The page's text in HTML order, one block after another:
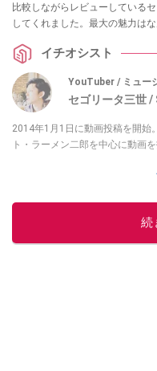
比較しながらレビューしている
してくれました。最大の魅力は
たくない、という方にぴったり
イチオシスト
YouTuber / ミュー
セゴリータ三世
2014年1月1日に動画投稿を開始
ト・ラーメン二郎を中心に動画
続